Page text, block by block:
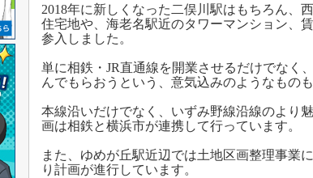
2018年に新しくなった二俣川駅はもちろん、
住宅地や、海老名駅近のタワーマンション、
参入しました。
単に相鉄・JR直通線を開業させるだけでなく
んでもらおうという、意気込みのようなもの
本線沿いだけでなく、いずみ野線沿線のより
画は相鉄と横浜市が連携して行っています。
また、ゆめが丘駅近辺では土地区画整理事業
り計画が進行しています。